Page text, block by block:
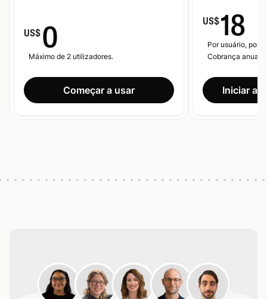
US$ 0
Máximo de 2 utilizadores.
Começar a usar
US$18
Por usuário, por
Cobrança anual.
Iniciar